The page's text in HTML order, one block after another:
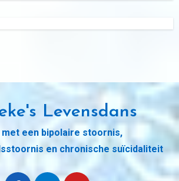
Levensdans
met een bipolaire stoornis,
en chronische suïcidaliteit